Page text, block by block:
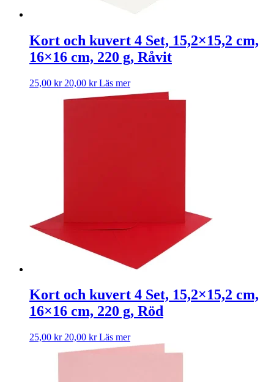
Kort och kuvert 4 Set, 15,2×15,2 cm,
16×16 cm, 220 g, Råvit
25,00 kr 20,00 kr Läs mer
Kort och kuvert 4 Set, 15,2×15,2 cm,
16×16 cm, 220 g, Röd
25,00 kr 20,00 kr Läs mer